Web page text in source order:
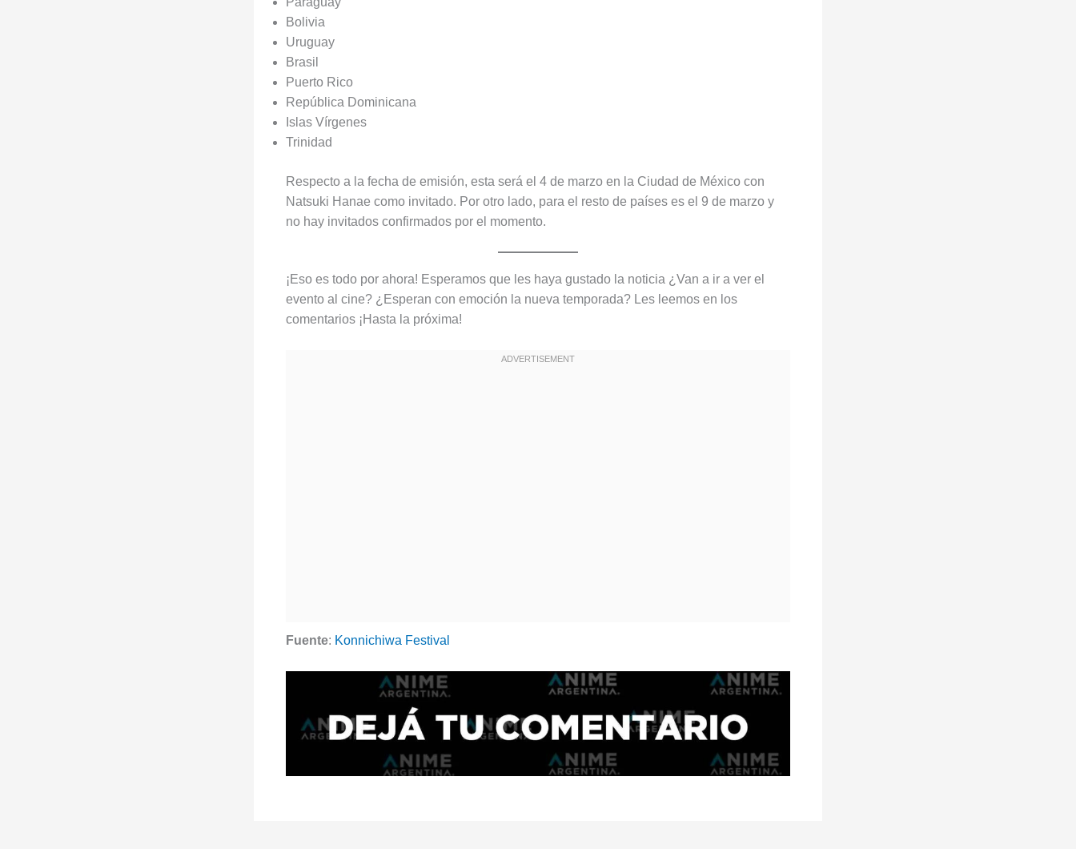
Bolivia
Uruguay
Brasil
Puerto Rico
República Dominicana
Islas Vírgenes
Trinidad
Respecto a la fecha de emisión, esta será el 4 de marzo en la Ciudad de México con
Natsuki Hanae como invitado. Por otro lado, para el resto de países es el 9 de marzo y
no hay invitados confirmados por el momento.
¡Eso es todo por ahora! Esperamos que les haya gustado la noticia ¿Van a ir a ver el
evento al cine? ¿Esperan con emoción la nueva temporada? Les leemos en los
comentarios ¡Hasta la próxima!
Fuente: Konnichiwa Festival